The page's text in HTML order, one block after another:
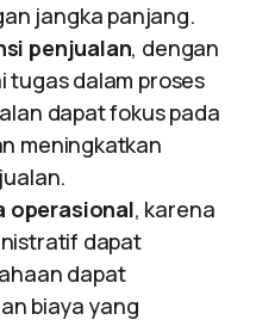
jangka panjang.
penjualan, dengan
tugas dalam proses
dapat fokus pada
meningkatkan
operasional, karena
dapat
dapat
biaya yang